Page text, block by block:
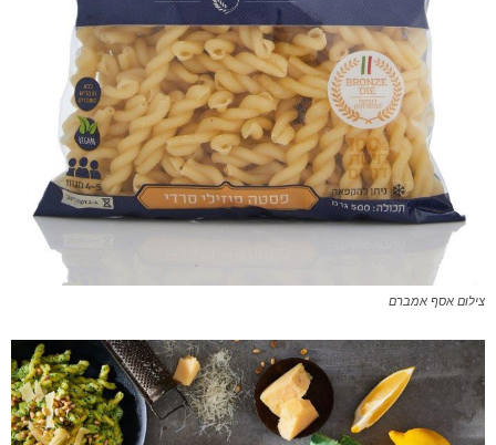
צילום אסף אמברם